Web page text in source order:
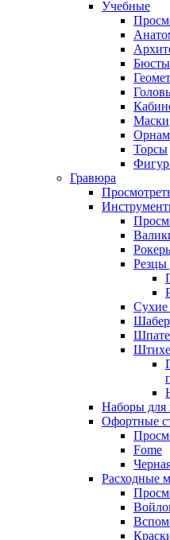
Учебные
Бюсты
Маски
Торсы
Гравюра
Резцы
Сухие
Наборы
Офортные
Fome
Расходные